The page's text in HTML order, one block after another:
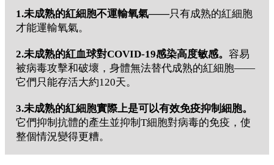
1.未成熟的紅細胞不運輸氧氣——只有成熟的紅細胞
才能運輸氧氣。
2.未成熟的紅血球對COVID-19感染高度敏感。 容易
被病毒攻擊和破壞，身體無法替代成熟的紅細胞——
它們只能存活大約120天。
3.未成熟的紅細胞實際上是可以有效免疫抑制細胞。
它們抑制抗體的產生並抑制T細胞對病毒的免疫，使
整個情況變得更糟。